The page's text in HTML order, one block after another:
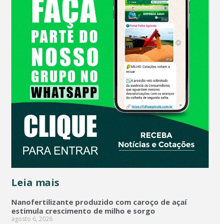
Leia mais
Nanofertilizante produzido com caroço de açaí
estimula crescimento de milho e sorgo
agosto 6, 2026